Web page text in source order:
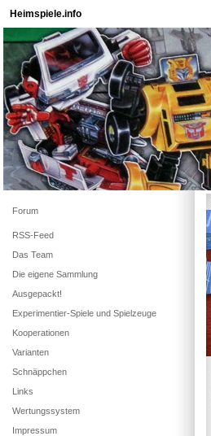
Heimspiele.info
Forum
RSS-Feed
Das Team
Die eigene Sammlung
Ausgepackt!
Experimentier-Spiele und Spielzeuge
Kooperationen
Varianten
Schnäppchen
Links
Wertungssystem
Impressum